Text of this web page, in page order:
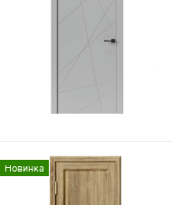
Новинка